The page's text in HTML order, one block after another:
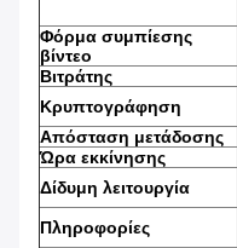
Φόρμα συμπίεσης
βίντεο
Βιτράτης
Κρυπτογράφηση
Απόσταση μετάδοσης
Ώρα εκκίνησης
Δίδυμη λειτουργία
Πληροφορίες